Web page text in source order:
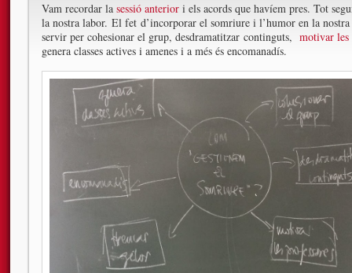
Vam recordar la sessió anterior i els acords que havíem pres. Tot
la nostra labor. El fet d’incorporar el somriure i l’humor en la
servir per cohesionar el grup, desdramatitzar continguts, motivar les
genera classes actives i amenes i a més és encomanadís.